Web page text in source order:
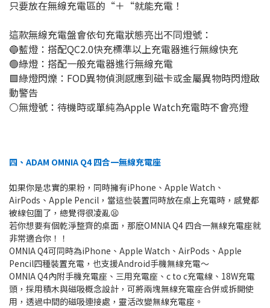
只要放在無線充電區的“＋“就能充電！
這款無線充電盤會依句充電狀態亮出不同燈號：
🔵藍燈：搭配QC2.0快充標準以上充電器進行無線快充
🟢綠燈：搭配一般充電器進行無線充電
🟩綠燈閃爍：FOD異物偵測感應到磁卡或金屬異物時閃燈啟
動警告
⚪️無燈號：待機時或單純為Apple Watch充電時不會亮燈
四、ADAM OMNIA Q4 四合一無線充電座
如果你是忠實的果粉，同時擁有iPhone、Apple Watch、
AirPods、Apple Pencil，當這些裝置同時放在桌上充電時，感覺都
被線包圍了，總覺得很凌亂😫
若你想要有個乾淨整齊的桌面，那麽OMNIA Q4 四合一無線充電座就
非常適合你！！
OMNIA Q4可同時為iPhone、Apple Watch、AirPods、Apple
Pencil四種裝置充電，也支援Android手機無線充電～
OMNIA Q4內附手機充電座、三用充電座、c to c充電線、18W充電
頭，採用積木與磁吸概念設計，可將兩塊無線充電座合併或拆開使
用，透過中間的磁吸連接處，靈活改變無線充電座。